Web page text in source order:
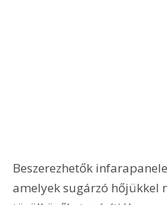
Beszerezhetők
amelyek sugárzó hőjükkel